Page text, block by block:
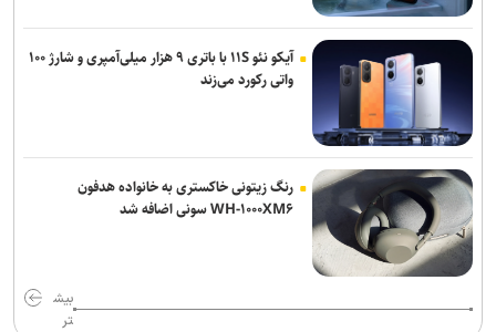
آیکو نئو ۱۱S با باتری ۹ هزار میلی‌آمپری و شارژ ۱۰۰
واتی رکورد می‌زند
رنگ زیتونی خاکستری به خانواده هدفون
WH-۱۰۰۰XM۶ سونی اضافه شد
بیش
تر